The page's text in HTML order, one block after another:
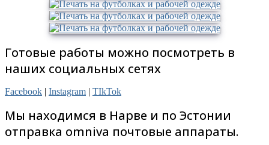
Готовые работы можно посмотреть в
наших социальных сетях
Facebook | Instagram | TIkTok
Мы находимся в Нарве и по Эстонии
отправка omniva почтовые аппараты.